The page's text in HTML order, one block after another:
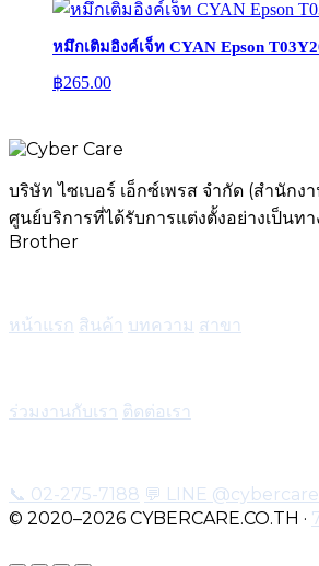
หมึกเติมอิงค์เจ็ท CYAN Epson
฿265.00
บริษัท ไซเบอร์ เอ็กซ์เพรส จำกัด (สำนักง
ศูนย์บริการที่ได้รับการแต่งตั้งอย่างเป็นท
Brother
หน้าแรก สินค้า บทความ สาขา
ร่วมงานกับเรา ติดต่อเรา
📞 02-275-7188 💬 LINE @cybercare
© 2020–2026 CYBERCARE.CO.TH ·